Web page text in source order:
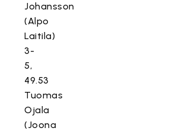
Johansson
(Alpo
Laitila)
3-
5,
49.53
Tuomas
Ojala
(Joona